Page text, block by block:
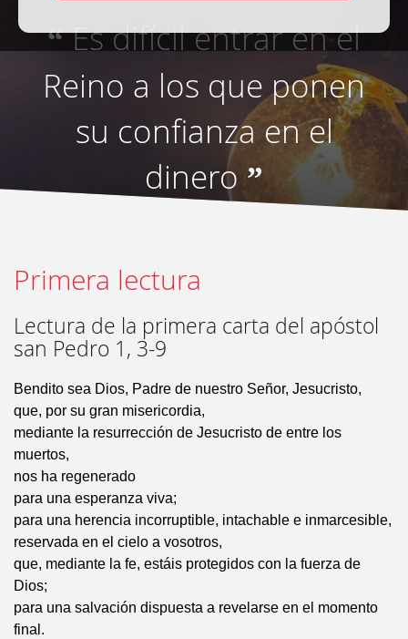
“Es difícil entrar en el
Reino a los que ponen
su confianza en el
dinero”
Primera lectura
Lectura de la primera carta del apóstol
san Pedro 1, 3-9
Bendito sea Dios, Padre de nuestro Señor, Jesucristo,
que, por su gran misericordia,
mediante la resurrección de Jesucristo de entre los
muertos,
nos ha regenerado
para una esperanza viva;
para una herencia incorruptible, intachable e inmarcesible,
reservada en el cielo a vosotros,
que, mediante la fe, estáis protegidos con la fuerza de
Dios;
para una salvación dispuesta a revelarse en el momento
final.